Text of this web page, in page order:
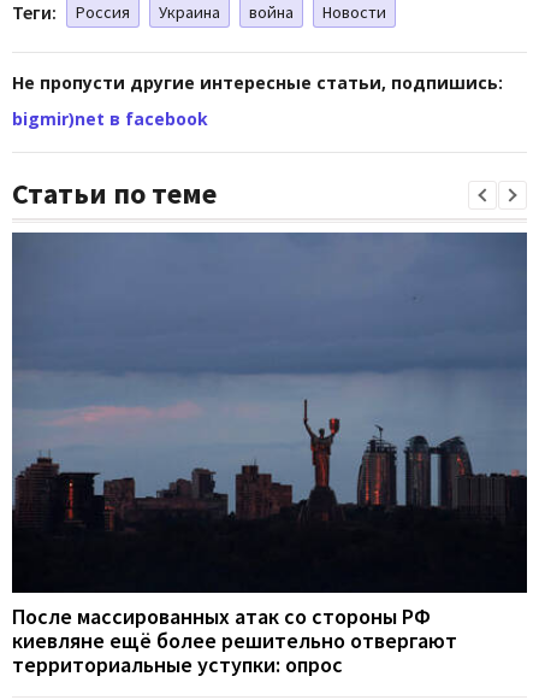
Теги: Россия Украина война Новости
Не пропусти другие интересные статьи, подпишись:
bigmir)net в facebook
Статьи по теме
После массированных атак со стороны РФ
киевляне ещё более решительно отвергают
территориальные уступки: опрос